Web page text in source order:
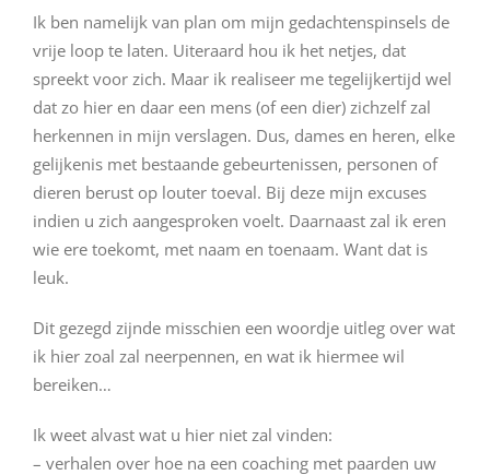
Ik ben namelijk van plan om mijn gedachtenspinsels de
vrije loop te laten. Uiteraard hou ik het netjes, dat
spreekt voor zich. Maar ik realiseer me tegelijkertijd wel
dat zo hier en daar een mens (of een dier) zichzelf zal
herkennen in mijn verslagen. Dus, dames en heren, elke
gelijkenis met bestaande gebeurtenissen, personen of
dieren berust op louter toeval. Bij deze mijn excuses
indien u zich aangesproken voelt. Daarnaast zal ik eren
wie ere toekomt, met naam en toenaam. Want dat is
leuk.
Dit gezegd zijnde misschien een woordje uitleg over wat
ik hier zoal zal neerpennen, en wat ik hiermee wil
bereiken…
Ik weet alvast wat u hier niet zal vinden:
– verhalen over hoe na een coaching met paarden uw